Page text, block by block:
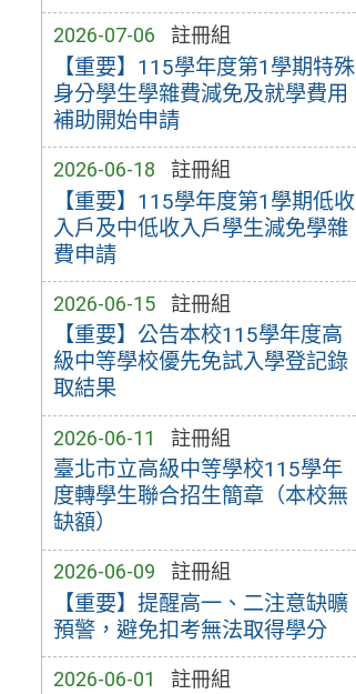
2026-07-06 註冊組
【重要】115學年度第1學期特殊
身分學生學雜費減免及就學費用
補助開始申請
2026-06-18 註冊組
【重要】115學年度第1學期低收
入戶及中低收入戶學生減免學雜
費申請
2026-06-15 註冊組
【重要】公告本校115學年度高
級中等學校優先免試入學登記錄
取結果
2026-06-11 註冊組
臺北市立高級中等學校115學年
度轉學生聯合招生簡章（本校無
缺額）
2026-06-09 註冊組
【重要】提醒高一、二注意缺曠
預警，避免扣考無法取得學分
2026-06-01 註冊組